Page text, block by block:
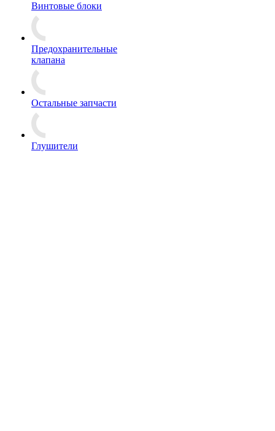
Винтовые блоки
Предохранительные
клапана
Остальные запчасти
Глушители